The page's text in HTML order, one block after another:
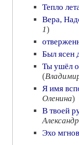
Тепло
Вера,
1)
Был ясен
Ты ушёл
(
Я имя
Оленина)
В твоей
Эхо